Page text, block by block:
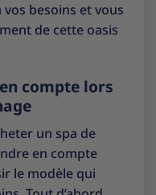
besoins et vous
de cette oasis
compte lors
un spa de
en compte
le modèle qui